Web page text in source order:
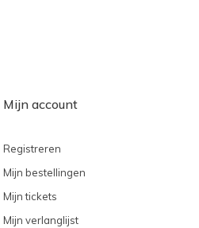
Mijn account
Registreren
Mijn bestellingen
Mijn tickets
Mijn verlanglijst